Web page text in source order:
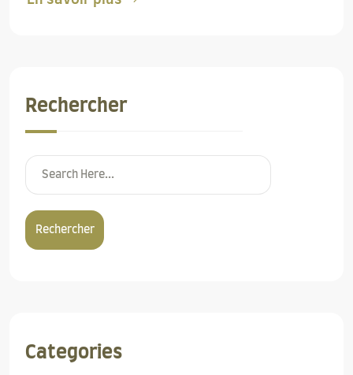
Rechercher
Rechercher
Categories